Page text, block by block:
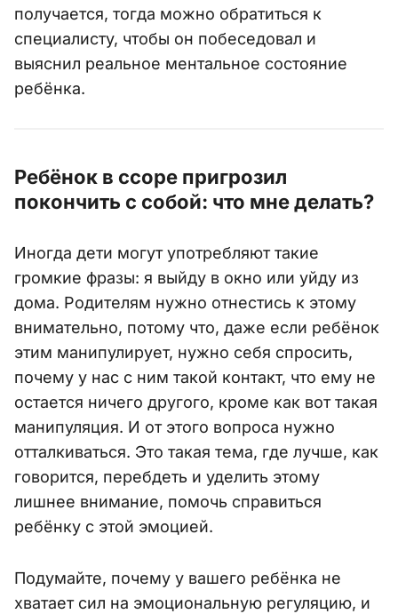
получается, тогда можно обратиться к
специалисту, чтобы он побеседовал и
выяснил реальное ментальное состояние
ребёнка.
Ребёнок в ссоре пригрозил
покончить с собой: что мне делать?
Иногда дети могут употребляют такие
громкие фразы: я выйду в окно или уйду из
дома. Родителям нужно отнестись к этому
внимательно, потому что, даже если ребёнок
этим манипулирует, нужно себя спросить,
почему у нас с ним такой контакт, что ему не
остается ничего другого, кроме как вот такая
манипуляция. И от этого вопроса нужно
отталкиваться. Это такая тема, где лучше, как
говорится, перебдеть и уделить этому
лишнее внимание, помочь справиться
ребёнку с этой эмоцией.
Подумайте, почему у вашего ребёнка не
хватает сил на эмоциональную регуляцию, и